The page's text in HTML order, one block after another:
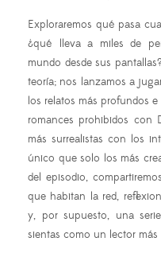
Exploraremos qué pasa
¿qué lleva a miles de
mundo desde sus
teoría; nos lanzamos a
los relatos más profundos
romances prohibidos con
más surrealistas con los
único que solo los más
del episodio,
que habitan la red,
y, por supuesto, una
sientas como un lector